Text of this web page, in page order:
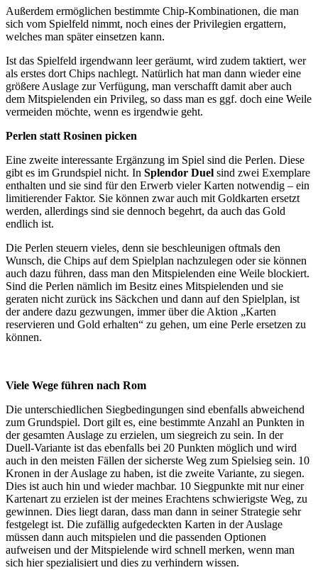
Außerdem ermöglichen bestimmte Chip-Kombinationen, die man
sich vom Spielfeld nimmt, noch eines der Privilegien ergattern,
welches man später einsetzen kann.
Ist das Spielfeld irgendwann leer geräumt, wird zudem taktiert, wer
als erstes dort Chips nachlegt. Natürlich hat man dann wieder eine
größere Auslage zur Verfügung, man verschafft damit aber auch
dem Mitspielenden ein Privileg, so dass man es ggf. doch eine Weile
vermeiden möchte, wenn es irgendwie geht.
Perlen statt Rosinen picken
Eine zweite interessante Ergänzung im Spiel sind die Perlen. Diese
gibt es im Grundspiel nicht. In Splendor Duel sind zwei Exemplare
enthalten und sie sind für den Erwerb vieler Karten notwendig – ein
limitierender Faktor. Sie können zwar auch mit Goldkarten ersetzt
werden, allerdings sind sie dennoch begehrt, da auch das Gold
endlich ist.
Die Perlen steuern vieles, denn sie beschleunigen oftmals den
Wunsch, die Chips auf dem Spielplan nachzulegen oder sie können
auch dazu führen, dass man den Mitspielenden eine Weile blockiert.
Sind die Perlen nämlich im Besitz eines Mitspielenden und sie
geraten nicht zurück ins Säckchen und dann auf den Spielplan, ist
der andere dazu gezwungen, immer über die Aktion „Karten
reservieren und Gold erhalten“ zu gehen, um eine Perle ersetzen zu
können.
Viele Wege führen nach Rom
Die unterschiedlichen Siegbedingungen sind ebenfalls abweichend
zum Grundspiel. Dort gilt es, eine bestimmte Anzahl an Punkten in
der gesamten Auslage zu erzielen, um siegreich zu sein. In der
Duell-Variante ist das ebenfalls bei 20 Punkten möglich und wird
auch in den meisten Fällen der sicherste Weg zum Spielsieg sein. 10
Kronen in der Auslage zu haben, ist die zweite Variante, zu siegen.
Dies ist auch hin und wieder machbar. 10 Siegpunkte mit nur einer
Kartenart zu erzielen ist der meines Erachtens schwierigste Weg, zu
gewinnen. Dies liegt daran, dass man dann in seiner Strategie sehr
festgelegt ist. Die zufällig aufgedeckten Karten in der Auslage
müssen dann auch mitspielen und die passenden Optionen
aufweisen und der Mitspielende wird schnell merken, wenn man
sich hier spezialisiert und dies zu verhindern wissen.